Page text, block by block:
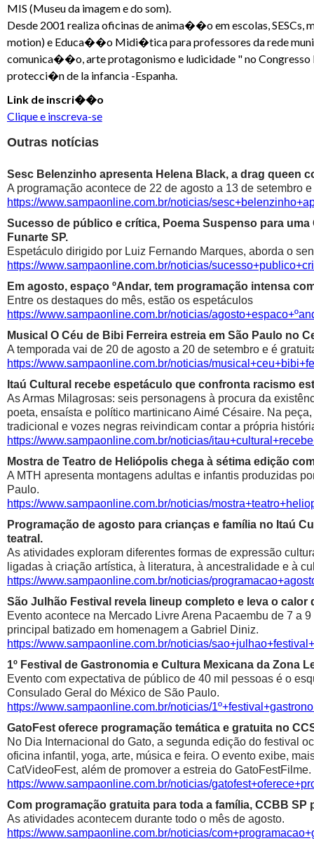
MIS (Museu da imagem e do som).
Desde 2001 realiza oficinas de anima��o em escolas,
motion) e Educa��o Midi�tica para professores da rede
comunica��o, arte protagonismo e ludicidade " no
protecci�n de la infancia -Espanha.
Link de inscri��o
Clique e inscreva-se
Outras notícias
Sesc Belenzinho apresenta Helena Black, a drag queen
A programação acontece de 22 de agosto a 13 de setembro
https://www.sampaonline.com.br/noticias/
Sucesso de público e crítica, Poema Suspenso para
Funarte SP.
Espetáculo dirigido por Luiz Fernando Marques, aborda o
https://www.sampaonline.com.br/noticias/
Em agosto, espaço ºAndar, tem programação intensa
Entre os destaques do mês, estão os espetáculos
https://www.sampaonline.com.br/noticias/
Musical O Céu de Bibi Ferreira estreia em São Paulo no
A temporada vai de 20 de agosto a 20 de setembro e é
https://www.sampaonline.com.br/noticias/
Itaú Cultural recebe espetáculo que confronta racismo
As Armas Milagrosas: seis personagens à procura da
poeta, ensaísta e político martinicano Aimé Césaire. Na
tradicional e vozes negras reivindicam contar a própria
https://www.sampaonline.com.br/noticias/
Mostra de Teatro de Heliópolis chega à sétima edição
A MTH apresenta montagens adultas e infantis produzidas
Paulo.
https://www.sampaonline.com.br/noticias/
Programação de agosto para crianças e família no Itaú
teatral.
As atividades exploram diferentes formas de expressão
ligadas à criação artística, à literatura, à ancestralidade e à
https://www.sampaonline.com.br/noticias/
São Julhão Festival revela lineup completo e leva o calor
Evento acontece na Mercado Livre Arena Pacaembu de 7 a
principal batizado em homenagem a Gabriel Diniz.
https://www.sampaonline.com.br/noticias/
1º Festival de Gastronomia e Cultura Mexicana da Zona
Evento com expectativa de público de 40 mil pessoas é o
Consulado Geral do México de São Paulo.
https://www.sampaonline.com.br/noticias/
GatoFest oferece programação temática e gratuita no
No Dia Internacional do Gato, a segunda edição do festival
oficina infantil, yoga, arte, música e feira. O evento exibe,
CatVideoFest, além de promover a estreia do GatoFestFilme.
https://www.sampaonline.com.br/noticias/
Com programação gratuita para toda a família, CCBB
As atividades acontecem durante todo o mês de agosto.
https://www.sampaonline.com.br/noticias/